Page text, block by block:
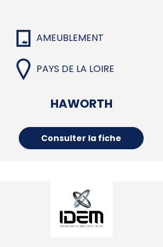
AMEUBLEMENT
PAYS DE LA LOIRE
HAWORTH
Consulter la fiche